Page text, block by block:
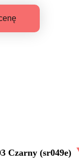
Czarny (sr049e)